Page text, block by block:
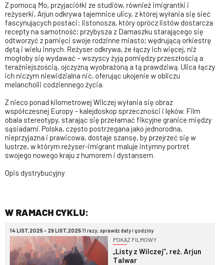
Z pomocą Mo, przyjaciółki ze studiów, również imigrantki i
reżyserki, Arjun odkrywa tajemnice ulicy, z której wyłania się sieć
fascynujących postaci: listonosza, który oprócz listów dostarcza
recepty na samotność; przybysza z Damaszku starającego się
odtworzyć z pamięci swoje rodzinne miasto; wędrującą orkiestrę
dętą i wielu innych. Reżyser odkrywa, że łączy ich więcej, niż
mogłoby się wydawać – wszyscy żyją pomiędzy przeszłością a
teraźniejszością, ojczyzną wyobrażoną a tą prawdziwą. Ulica łączy
ich niczym niewidzialna nić, oferując ukojenie w obliczu
melancholii codziennego życia.
Z nieco ponad kilometrowej Wilczej wyłania się obraz
współczesnej Europy – kalejdoskop sprzeczności i lęków. Film
obala stereotypy, starając się przełamać fikcyjne granice między
sąsiadami. Polska, często postrzegana jako jednorodna,
nieprzyjazna i prawicowa, dostaje szansę, by przejrzeć się w
lustrze, w którym reżyser-imigrant maluje intymny portret
swojego nowego kraju z humorem i dystansem.
Opis dystrybucyjny
W RAMACH CYKLU:
14 LIST,2025 - 29 LIST,202511 razy, sprawdź daty i godziny
POKAZ FILMOWY
„Listy z Wilczej”, reż. Arjun
Talwar